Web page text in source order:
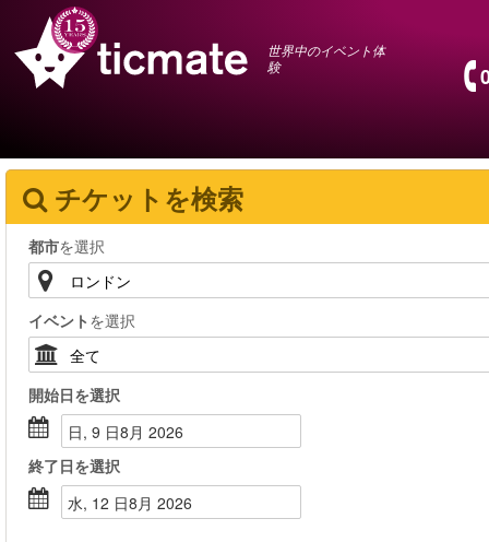
世界中のイベント体
験
チケットを検索
都市を選択
イベント を選択
開始日を選択
日, 9 日8月 2026
終了日を選択
水, 12 日8月 2026